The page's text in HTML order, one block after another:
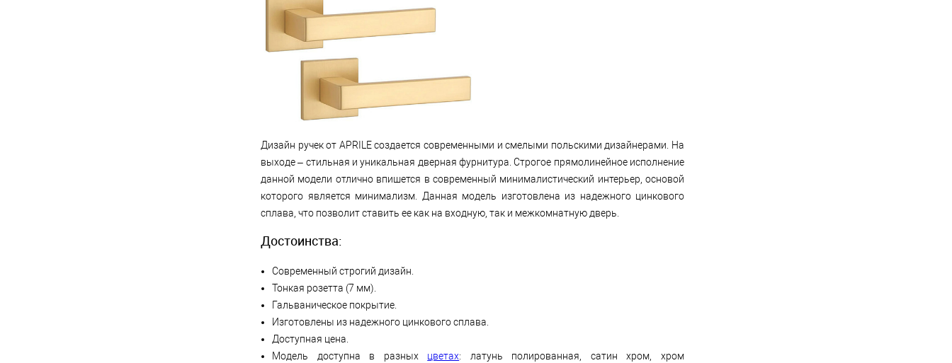
Дизайн ручек от APRILE создается современными и смелыми польскими дизайнерами. На
выходе – стильная и уникальная дверная фурнитура. Строгое прямолинейное исполнение
данной модели отлично впишется в современный минималистический интерьер, основой
которого является минимализм. Данная модель изготовлена ​​из надежного цинкового
сплава, что позволит ставить ее как на входную, так и межкомнатную дверь.
Достоинства:
Современный строгий дизайн.
Тонкая розетта (7 мм).
Гальваническое покрытие.
Изготовлены из надежного цинкового сплава.
Доступная цена.
Модель доступна в разных цветах: латунь полированная, сатин хром, хром